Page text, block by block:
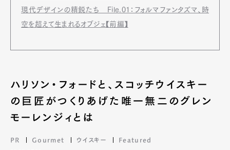
現代デザインの精鋭たち File.01：フォルマファンタズマ、時
空を超えて生まれるオブジェ【前編】
ハリソン・フォードと、スコッチウイスキー
の巨匠がつくりあげた唯一無二のグレン
モーレンジィとは
PR Gourmet ウイスキー Featured